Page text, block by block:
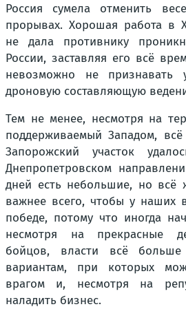
Россия сумела отменить
прорывах. Хорошая работа в
не дала противнику
России, заставляя его всё
невозможно не признавать
дроновую составляющую
Тем не менее, несмотря на
поддерживаемый Западом,
Запорожский участок
Днепропетровском
дней есть небольшие, но всё
важнее всего, чтобы у наших
победе, потому что иногда
несмотря на прекрасные
бойцов, власти всё
вариантам, при которых
врагом и, несмотря на
наладить бизнес.